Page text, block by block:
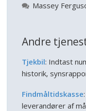
Massey
Andre
Tjekbil: Indtast
historik,
Findmåltidskasse
leverandører af